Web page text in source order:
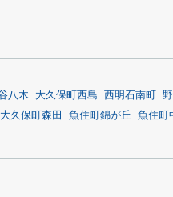
八木 大久保町西島 西明石南町
大久保町森田 魚住町錦が丘 魚住町